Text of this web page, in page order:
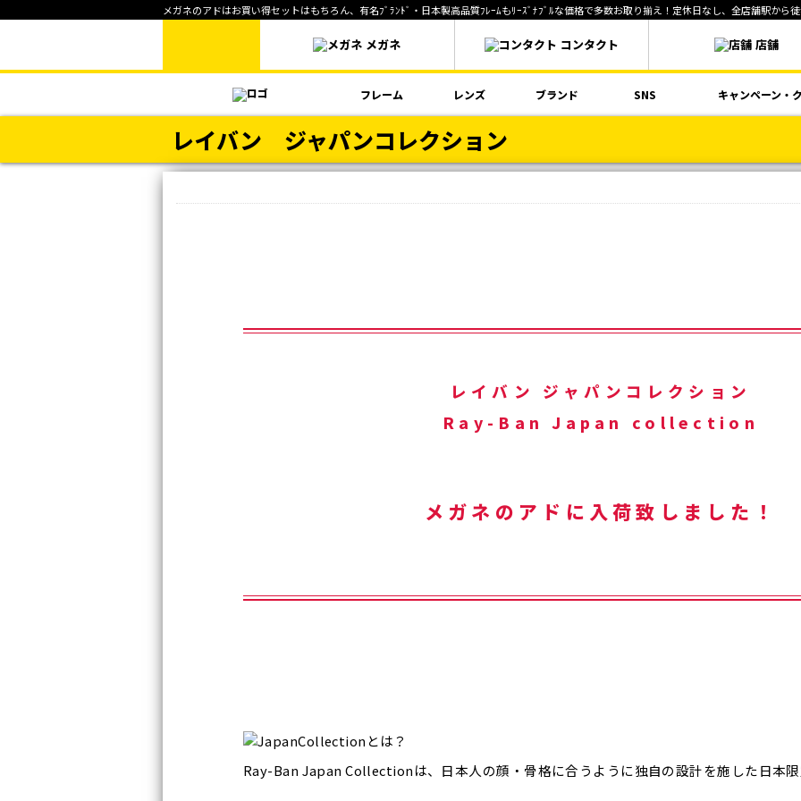
メガネのアドはお買い得セットはもちろん、有名ﾌﾞﾗﾝﾄﾞ・日本製高品質ﾌﾚｰﾑもﾘｰｽﾞﾅﾌﾞﾙな価格で多数お取り揃え！定休日なし、全店舗駅から徒
メガネ コンタクト 店舗
フレーム レンズ ブランド SNS キャンペーン・
レイバン ジャパンコレクション
レイバン ジャパンコレクション
Ray-Ban Japan collection
メガネのアドに入荷致しました！
Ray-Ban Japan Collectionは、日本人の顔・骨格に合うように独自の設計を施した日本限